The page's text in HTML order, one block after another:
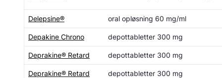
Delepsine® oral opløsning 60 mg/ml
Depakine Chrono depottabletter 300 mg
Deprakine® Retard depottabletter 300 mg
Deprakine® Retard depottabletter 300 mg